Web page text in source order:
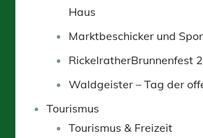
Haus
Marktbeschicker und
RickelratherBrunnenfest
Waldgeister – Tag der
Tourismus
Tourismus & Freizeit